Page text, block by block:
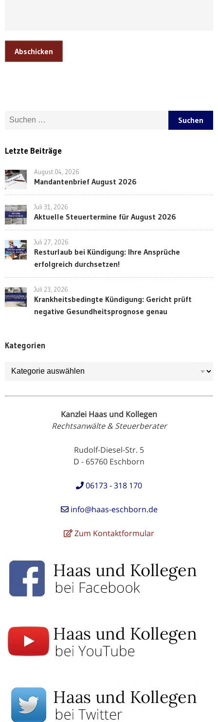
Abschicken
Suche nach:
Letzte Beiträge
August 04, 2026
Mandantenbrief August 2026
Juli 31, 2026
Aktuelle Steuertermine für August 2026
Juli 27, 2026
Resturlaub bei Kündigung: Ihre Ansprüche
erfolgreich durchsetzen!
Juli 23, 2026
Krankheitsbedingte Kündigung: Gericht prüft
negative Gesundheitsprognose genau
Kategorien
Kategorien
Kanzlei Haas und Kollegen
Rechtsanwälte & Steuerberater
Rudolf-Diesel-Str. 5
D - 65760 Eschborn
06173 - 318 170
info@haas-eschborn.de
Zum Kontaktformular